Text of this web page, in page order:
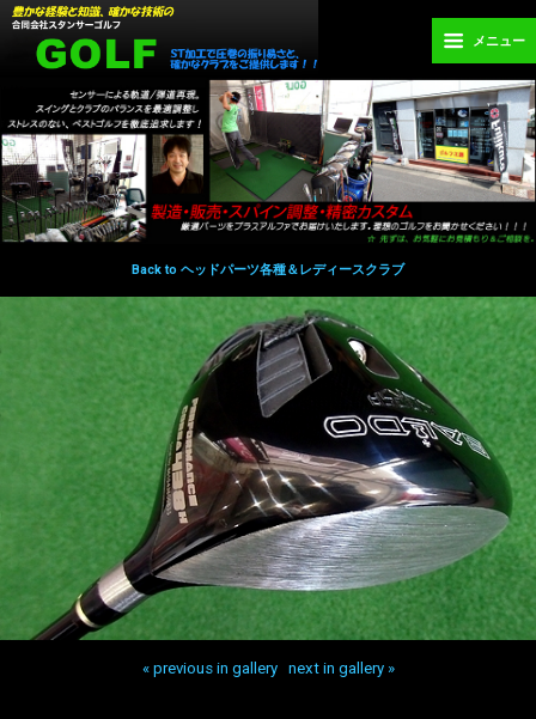
メニュー
Back to ヘッドパーツ各種＆レディースクラブ
« previous in gallery next in gallery »